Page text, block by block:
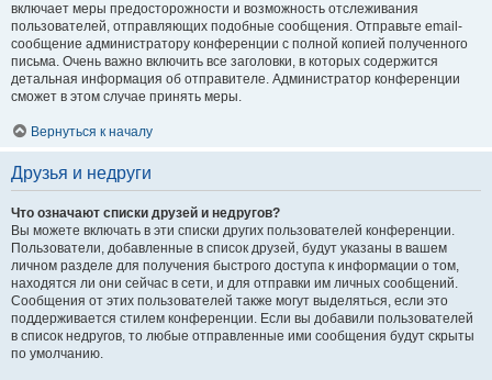
включает меры предосторожности и возможность отслеживания
пользователей, отправляющих подобные сообщения. Отправьте email-
сообщение администратору конференции с полной копией полученного
письма. Очень важно включить все заголовки, в которых содержится
детальная информация об отправителе. Администратор конференции
сможет в этом случае принять меры.
Вернуться к началу
Друзья и недруги
Что означают списки друзей и недругов?
Вы можете включать в эти списки других пользователей конференции.
Пользователи, добавленные в список друзей, будут указаны в вашем
личном разделе для получения быстрого доступа к информации о том,
находятся ли они сейчас в сети, и для отправки им личных сообщений.
Сообщения от этих пользователей также могут выделяться, если это
поддерживается стилем конференции. Если вы добавили пользователей
в список недругов, то любые отправленные ими сообщения будут скрыты
по умолчанию.